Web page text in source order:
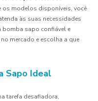
os modelos disponíveis, você
às suas necessidades
bomba sapo confiável e
mercado e escolha a que
Sapo Ideal
tarefa desafiadora,